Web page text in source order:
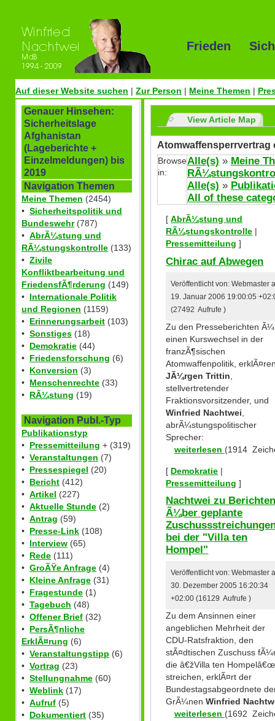
Frieden
Auf dieser Website suchen | Zur Person | Meine Themen |
Genauer Hinsehen:
Sicherheitslage
Afghanistan
(Lageberichte +
Einzelmeldungen) bis
2019
Navigation Themen
Meine Themen (2454)
• Sicherheitspolitik und
Bundeswehr(787)
• AbrÃ¼stung und
RÃ¼stungskontrolle (133)
• Zivile
Konfliktbearbeitung und
FriedensfÃ¶rderung (149)
• Internationale Politik
und Regionen (1159)
• Erinnerungsarbeit (103)
• Sonstiges (18)
• Demokratie (44)
• Friedensforschung (6)
• Konversion (3)
• Menschenrechte (33)
• RÃ¼stung (19)
Navigation Publ.-Typ
Publikationstyp
• Pressemitteilung + (319)
• Veranstaltungen (7)
• Pressespiegel (20)
• Bericht (412)
• Artikel (227)
• Aktuelle Stunde (2)
• Antrag (59)
• Presse-Link (108)
• Interview (65)
• Rede (111)
• GroÃŸe Anfrage (4)
• Kleine Anfrage (31)
• Fragestunde (1)
• Tagebuch (48)
• Offener Brief (32)
• PersÃ¶nliche
ErklÃ¤rung (6)
• Veranstaltungstipp (6)
• Vortrag (23)
• Stellungnahme (60)
• Weblink (17)
• Aufruf (5)
• Dokumentiert (35)
View Article Map
Atomwaffensperrvertrag
Browse
in:
Alle(s) » Meine
Alle(s) »
All of these
[AbrÃ¼stung und
RÃ¼stungskontrolle |
Pressemitteilung ]
Chirac auf Abwegen
Veröffentlicht von: Webmaster
19. Januar 2006 19:00:05
(27492 Aufrufe )
Zu den Presseberichten
einen Kurswechsel in der
franzÃ¶sischen
Atomwaffenpolitik,
JÃ¼rgen Trittin,
stellvertretender
Fraktionsvorsitzender, und
Winfried Nachtwei,
abrÃ¼stungspolitischer
Sprecher:
weiterlesen (1914
[ Demokratie |
Pressemitteilung ]
Nachtwei zu
Ã¼ber geplante
bei der "Villa ten
Hompel"
Veröffentlicht von: Webmaster
30. Dezember 2005 16:20:34
+02:00 (16129 Aufrufe )
Zu dem Ansinnen einer
angeblichen Mehrheit der
CDU-Ratsfraktion, den
stÃ¤dtischen Zuschuss
die â€žVilla ten
streichen, erklÃ¤rt der
Bundestagsabgeordnete
GrÃ¼nenWinfried
weiterlesen (1692